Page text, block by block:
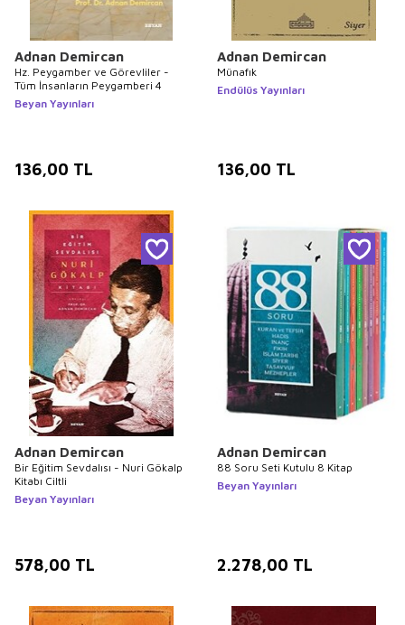
Adnan Demircan
Hz. Peygamber ve Görevliler -
Tüm İnsanların Peygamberi 4
Beyan Yayınları
136,00 TL
Adnan Demircan
Münafık
Endülüs Yayınları
136,00 TL
Adnan Demircan
Bir Eğitim Sevdalısı - Nuri Gökalp
Kitabı Ciltli
Beyan Yayınları
578,00 TL
Adnan Demircan
88 Soru Seti Kutulu 8 Kitap
Beyan Yayınları
2.278,00 TL